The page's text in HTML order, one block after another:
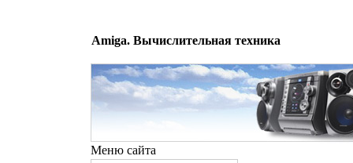
Amiga. Вычислительная техника
Меню сайта